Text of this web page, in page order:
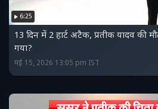
6:25
13 दिन में 2 हार्ट अटैक, प्रतीक यादव की
गया?
मई 15, 2026 13:05 pm IST